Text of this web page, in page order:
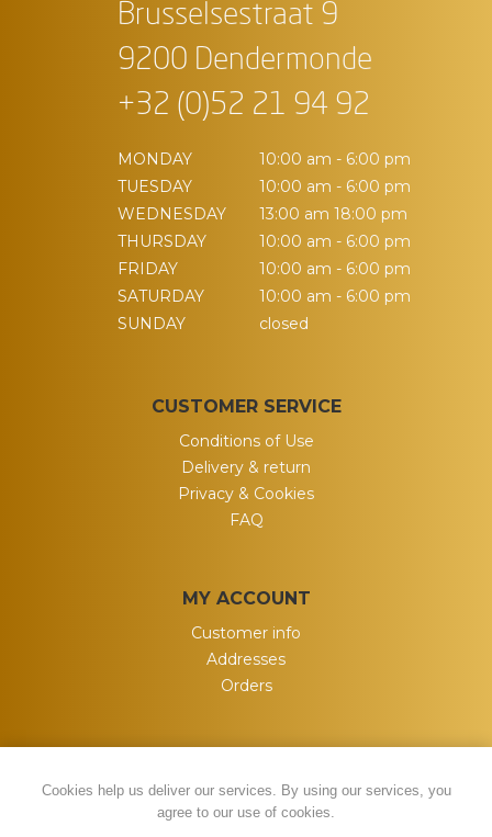
Brusselsestraat 9
9200 Dendermonde
+32 (0)52 21 94 92
MONDAY
10:00 am - 6:00 pm
TUESDAY
10:00 am - 6:00 pm
WEDNESDAY
13:00 am 18:00 pm
THURSDAY
10:00 am - 6:00 pm
FRIDAY
10:00 am - 6:00 pm
SATURDAY
10:00 am - 6:00 pm
SUNDAY
closed
CUSTOMER SERVICE
Conditions of Use
Delivery & return
Privacy & Cookies
FAQ
MY ACCOUNT
Customer info
Addresses
Orders
Cookies help us deliver our services. By using our services, you
agree to our use of cookies.